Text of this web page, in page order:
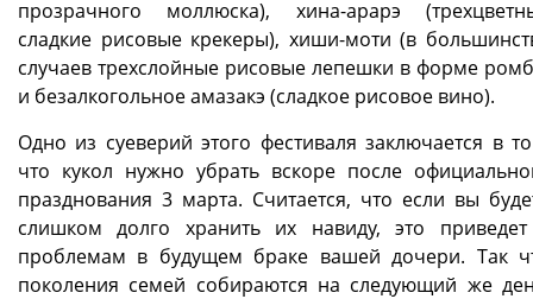
прозрачного моллюска), хина-арарэ
сладкие рисовые крекеры), хиши-моти (в
случаев трехслойные рисовые лепешки в форме
и безалкогольное амазакэ (сладкое рисовое вино).
Одно из суеверий этого фестиваля заключается в
что кукол нужно убрать вскоре после
празднования 3 марта. Считается, что если вы
слишком долго хранить их навиду, это
проблемам в будущем браке вашей дочери. Так
поколения семей собираются на следующий же